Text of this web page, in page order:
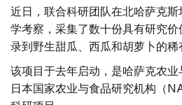
近日，联合科研团队在北哈萨克
学考察，采集了数十份具有研究
录到野生甜瓜、西瓜和胡萝卜的稀
该项目于去年启动，是哈萨克农
日本国家农业与食品研究机构（